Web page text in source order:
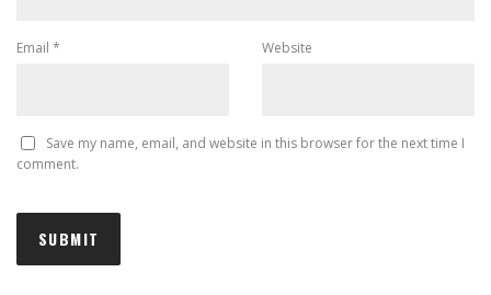
Email * Website
Save my name, email, and website in this browser for the next time I
comment.